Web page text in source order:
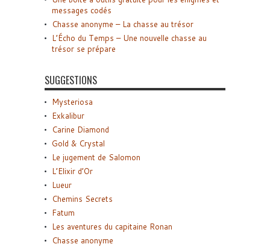
messages codés
Chasse anonyme – La chasse au trésor
L’Écho du Temps – Une nouvelle chasse au
trésor se prépare
SUGGESTIONS
Mysteriosa
Exkalibur
Carine Diamond
Gold & Crystal
Le jugement de Salomon
L’Elixir d’Or
Lueur
Chemins Secrets
Fatum
Les aventures du capitaine Ronan
Chasse anonyme